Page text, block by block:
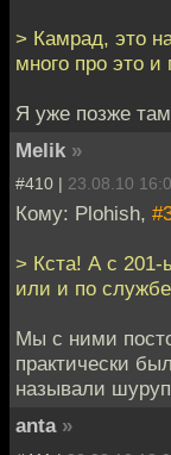
> Камрад, это
много про это и
Я уже позже
Melik »
#410 | 23.08.10
Кому: Plohish,
> Кста! А с
или и по
Мы с ними
практически
называли
anta »